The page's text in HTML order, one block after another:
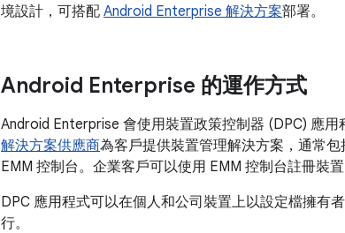
境設計，可搭配 Android Enterprise 解決方案部署。
Android Enterprise 的運作方式
Android Enterprise 會使用裝置政策控制器 (DPC) 應用
解決方案供應商為客戶提供裝置管理解決方案，通常
EMM 控制台。企業客戶可以使用 EMM 控制台註冊裝
DPC 應用程式可以在個人和公司裝置上以設定檔擁有
行。